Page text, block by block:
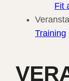
Fit
Training